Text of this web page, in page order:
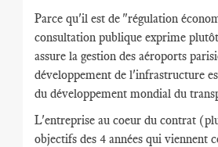
Parce qu'il est de "régulation
consultation publique exprime
assure la gestion des aéroports
développement de l'infrastructure
du développement mondial du
L'entreprise au coeur du contrat
objectifs des 4 années qui